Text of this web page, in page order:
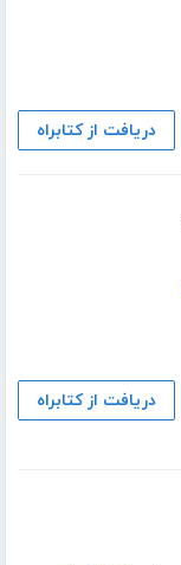
دریافت از کتابراه
دریافت از کتابراه